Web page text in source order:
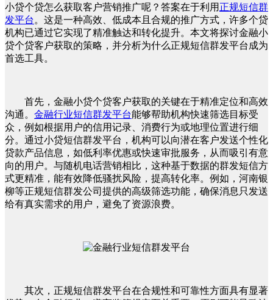
小贷个贷怎么获取客户营销推广呢？答案在于利用 正规短信群
发平台 。这是一种高效、低成本且合规的推广方式，许多个贷
机构已通过它实现了精准触达和转化提升。本文将探讨金融小
贷个贷客户获取的策略，并分析为什么正规短信群发平台成为
首选工具。
首先，金融小贷个贷客户获取的关键在于精准定位和高效
沟通。 金融行业短信群发平台能够帮助机构快速筛选目标受
众，例如根据用户的信用记录、消费行为或地理位置进行细
分。通过小贷短信群发平台，机构可以向潜在客户发送个性化
贷款产品信息，如低利率优惠或快速审批服务，从而吸引有意
向的用户。与随机电话营销相比，这种基于数据的群发短信方
式更精准，能有效降低骚扰风险，提高转化率。例如，河南银
柳等正规短信群发公司提供的高级筛选功能，确保消息只发送
给有真实需求的用户，避免了资源浪费。
其次，正规短信群发平台在合规性和可靠性方面具有显著